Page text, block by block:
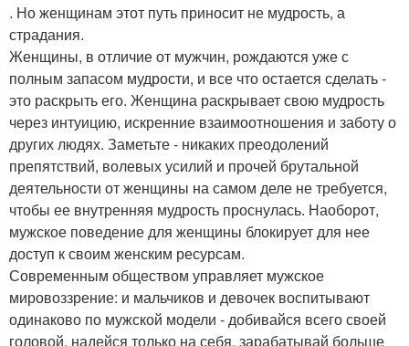
. Но женщинам этот путь приносит не мудрость, а
страдания.
Женщины, в отличие от мужчин, рождаются уже с
полным запасом мудрости, и все что остается сделать -
это раскрыть его. Женщина раскрывает свою мудрость
через интуицию, искренние взаимоотношения и заботу о
других людях. Заметьте - никаких преодолений
препятствий, волевых усилий и прочей брутальной
деятельности от женщины на самом деле не требуется,
чтобы ее внутренняя мудрость проснулась. Наоборот,
мужское поведение для женщины блокирует для нее
доступ к своим женским ресурсам.
Современным обществом управляет мужское
мировоззрение: и мальчиков и девочек воспитывают
одинаково по мужской модели - добивайся всего своей
головой, надейся только на себя, зарабатывай больше